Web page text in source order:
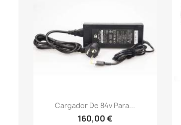
Vista rápida
Cargador De 84v Para...
160,00 €